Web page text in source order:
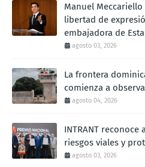
Manuel
libertad de
embajadora de
agosto 03, 2026
La frontera
comienza a
agosto 04, 2026
INTRANT reconoce
riesgos viales y
agosto 03, 2026